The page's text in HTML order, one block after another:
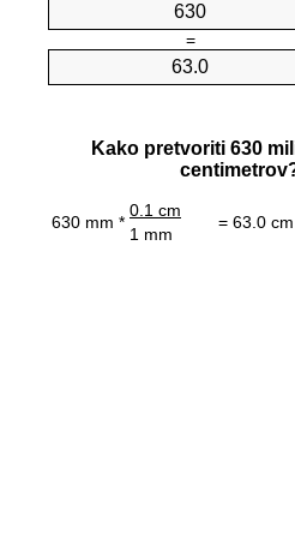
=
Kako pretvoriti 630
630 mm *
0.1 cm
= 63.0 cm
1 mm